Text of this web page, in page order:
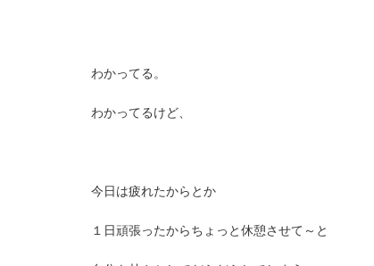
わかってる。
わかってるけど、
今日は疲れたからとか
１日頑張ったからちょっと休憩させて～と